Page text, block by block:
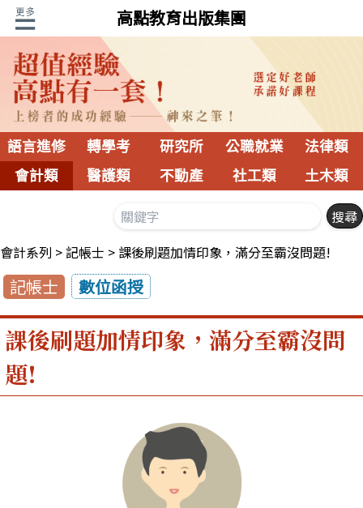
高點教育出版集團
語言進修 轉學考 研究所 公職就業
法律類
會計類
醫護類 不動產 社工類 土木類
會計系列 記帳士 課後刷題加情印象，滿分至霸沒問題!
記帳士 數位函授
課後刷題加情印象，滿分至霸沒問
題!